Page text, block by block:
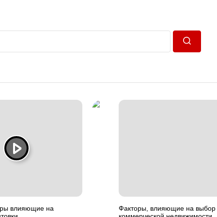
влияющие на
Факторы, влияющие на выбор